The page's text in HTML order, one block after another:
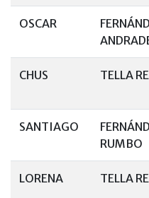
OSCAR
CHUS TELLA
SANTIAGO
RUMBO
LORENA TELLA